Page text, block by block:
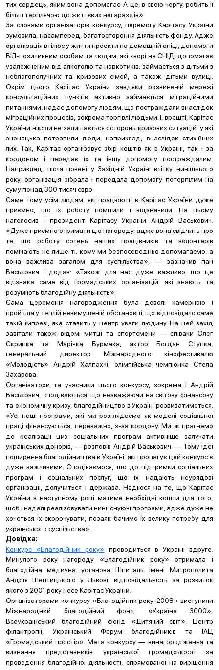
тих сердець, яким вона допомагає. А це, в свою чергу, робить її
більш терплячою до життєвих негараздів».
За словами організаторів конкурсу, перемогу Карітасу України
зумовила, насамперед, багатостороння діяльність фонду. Адже
організація втілює у життя проекти по домашній опіці, допомоги
ВІЛ-позитивним особам та людям, які хворі на СНІД; допомагає
узалежненим від алкоголю та наркотиків; займається з дітьми з
неблагополучних та кризових сімей, а також дітьми вулиці.
Окрім цього Карітас України завдяки розвиненій мережі
консультаційних пунктів активно займається міграційними
питаннями, надає допомогу людям, що постраждали внаслідок
міграційних процесів, зокрема торгівлі людьми. І, врешті, Карітас
України ніколи не залишається осторонь кризових ситуацій, у які
зненацька потрапили люди, наприклад, внаслідок стихійних
лих. Так, Карітас організовує збір коштів як в Україні, так і за
кордоном і передає їх та іншу допомогу постраждалим.
Наприклад, після повені у Західній Україні влітку нинішнього
року, організація зібрала і передала допомогу потерпілим на
суму понад 300 тисяч євро.
Саме тому усім людям, які працюють в Карітас України дуже
приємно, що їх роботу помітили і відзначили. На цьому
наголосив і президент Карітасу України Андрій Васькович.
«Дуже приємно отримати цю нагороду, адже вона свідчить про
те, що роботу сотень наших працівників та волонтерів
помічають не лише ті, кому ми безпосередньо допомагаємо, а
вона важлива загалом для суспільства», — зазначив пан
Васькович і додав: «Також для нас дуже важливо, що це
відзнака саме від громадських організацій, які знають та
розуміють благодійну діяльність».
Сама церемонія нагородження була доволі камерною і
пройшла у теплій невимушеній обстановці, що відповідало саме
такій імпрезі, яка ставить у центр уваги людину. На цей захід
завітали також відомі митці та спортсмени — співаки Олег
Скрипка та Марічка Бурмака, актор Богдан Ступка,
генеральний директор Міжнародного кінофестивалю
«Молодість» Андрій Халпахчі, олімпійська чемпіонка Стела
Захарова.
Організатори та учасники цього конкурсу, зокрема і Андрій
Васькович, сподіваються, що незважаючи на світову фінансову
та економічну кризу, благодійництво в Україні розвиватиметься.
«Усі наші програми, які ми розглядаємо як моделі соціальної
праці фінансуються, переважно, з-за кордону. Ми ж прагнемо
до реалізації цих соціальних програм активніше залучати
українських донорів, — розповів Андрій Васькович. — Тому ідеї
поширення благодійництва в Україні, які пропагує цей конкурс є
дуже важливими. Сподіваємося, що до підтримки соціальних
програм і соціальних послуг, що їх надають неурядові
організації, долучиться і держава. Надіюся на те, що Карітас
України в наступному році матиме необхідні кошти для того,
щоб і надалі реалізовувати нині існуючі програми, адже дуже не
хочеться їх скорочувати, позаяк бачимо їх велику потребу для
українського суспільства».
Довідка:
Конкурс «Благодійник року» проводиться в Україні вдруге.
Минулого року нагороду «Благодійник року» отримала і
благодійна медична установа Шпиталь імені Митрополита
Андрія Шептицького у Львові, відповідальність за розвиток
якого з 2001 року несе Карітас України.
Організаторами конкурсу «Благодійник року-2008» виступили
Міжнародний благодійний фонд «Україна 3000»,
Всеукраїнський благодійний фонд «Дитячий світ», Центр
філантропії, Український Форум благодійників та ІАЦ
«Громадський простір». Мета конкурсу — винагородження та
визнання представників української громадськості за
проведення благодійної діяльності, спрямованої на вирішення